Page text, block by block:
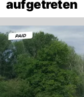
aufgetreten